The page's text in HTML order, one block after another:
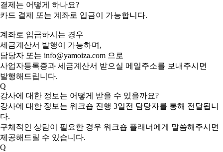
결제는 어떻게 하나요?
카드 결제 또는 계좌로 입금이 가능합니다.
계좌로 입금하시는 경우
세금계산서 발행이 가능하며,
담당자 또는 info@yamoiza.com 으로
사업자등록증과 세금계산서 받으실 메일주소를 보내주시면
발행해드립니다.
Q
강사에 대한 정보는 어떻게 받을 수 있을까요?
강사에 대한 정보는 워크숍 진행 3일전 담당자를 통해 전달됩니
다.
구체적인 상담이 필요한 경우 워크숍 플래너에게 말씀해주시면
제공해드릴 수 있습니다.
Q